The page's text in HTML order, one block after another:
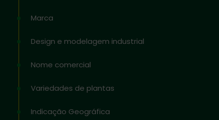
Marca
Design e modelagem industrial
Nome comercial
Variedades de plantas
Indicação Geográfica